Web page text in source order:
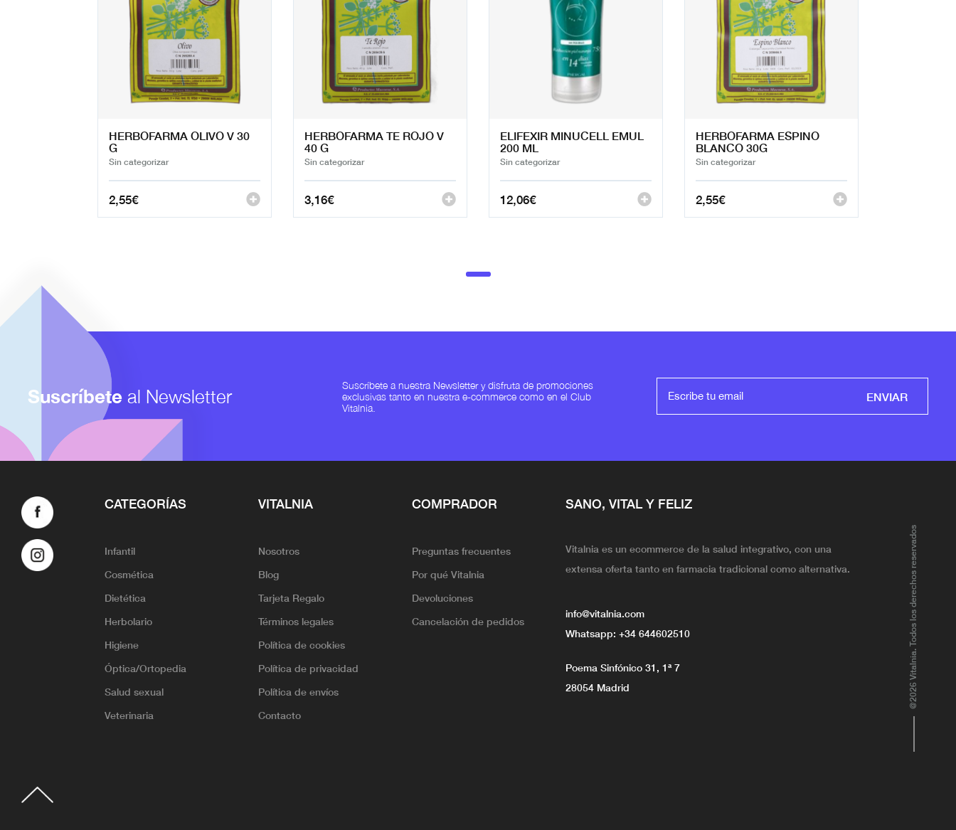
HERBOFARMA OLIVO V 30
G
Sin categorizar
2,55€
HERBOFARMA TE ROJO V
40 G
Sin categorizar
3,16€
ELIFEXIR MINUCELL EMUL
200 ML
Sin categorizar
12,06€
HERBOFARMA ESPINO
BLANCO 30G
Sin categorizar
2,55€
Suscríbete al Newsletter
Suscríbete a nuestra Newsletter y disfruta de promociones
exclusivas tanto en nuestra e-commerce como en el Club
Vitalnia.
ENVIAR
CATEGORÍAS
Infantil
Cosmética
Dietética
Herbolario
Higiene
Óptica/Ortopedia
Salud sexual
Veterinaria
VITALNIA
Nosotros
Blog
Tarjeta Regalo
Términos legales
Política de cookies
Política de privacidad
Política de envíos
Contacto
COMPRADOR
Preguntas frecuentes
Por qué Vitalnia
Devoluciones
Cancelación de pedidos
SANO, VITAL Y FELIZ
Vitalnia es un ecommerce de la salud integrativo, con una
extensa oferta tanto en farmacia tradicional como alternativa.
info@vitalnia.com
Whatsapp: +34 644602510
Poema Sinfónico 31, 1ª 7
28054 Madrid
@2026 Vitalnia. Todos los derechos reservados